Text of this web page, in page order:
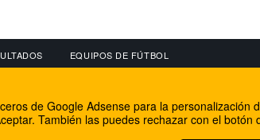
EQUIPOS DE FÚTBOL
IP
Facebook
Twitter
de Google Adsense para la
También las puedes rechazar con el botón